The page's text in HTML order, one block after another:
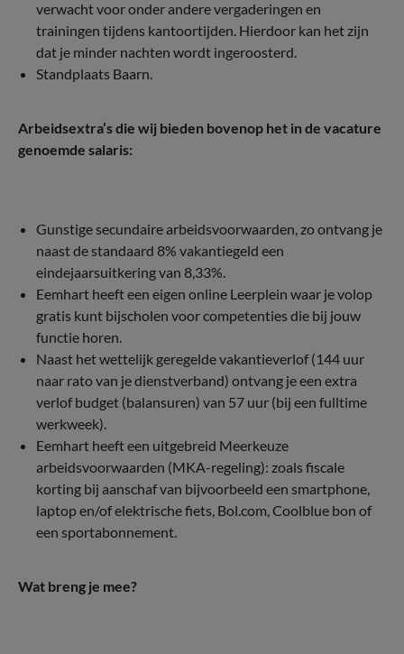
verwacht voor onder andere vergaderingen en
trainingen tijdens kantoortijden. Hierdoor kan het zijn
dat je minder nachten wordt ingeroosterd.
Standplaats Baarn.
Arbeidsextra’s die wij bieden bovenop het in de vacature
genoemde salaris:
Gunstige secundaire arbeidsvoorwaarden, zo ontvang je
naast de standaard 8% vakantiegeld een
eindejaarsuitkering van 8,33%.
Eemhart heeft een eigen online Leerplein waar je volop
gratis kunt bijscholen voor competenties die bij jouw
functie horen.
Naast het wettelijk geregelde vakantieverlof (144 uur
naar rato van je dienstverband) ontvang je een extra
verlof budget (balansuren) van 57 uur (bij een fulltime
werkweek).
Eemhart heeft een uitgebreid Meerkeuze
arbeidsvoorwaarden (MKA-regeling): zoals fiscale
korting bij aanschaf van bijvoorbeeld een smartphone,
laptop en/of elektrische fiets, Bol.com, Coolblue bon of
een sportabonnement.
Wat breng je mee?